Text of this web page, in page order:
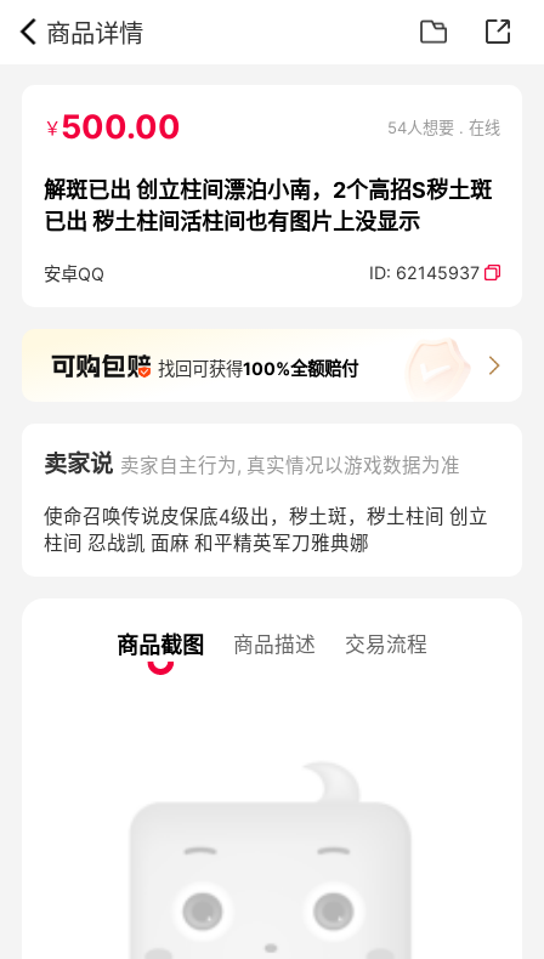
商品详情
￥500.00 54人想要 . 在线
解斑已出 创立柱间漂泊小南，2个高招S秽土斑
已出 秽土柱间活柱间也有图片上没显示
安卓QQ ID: 62145937
找回可获得100%全额赔付
卖家说 卖家自主行为, 真实情况以游戏数据为准
使命召唤传说皮保底4级出，秽土斑，秽土柱间 创立
柱间 忍战凯 面麻 和平精英军刀雅典娜
商品截图 商品描述 交易流程